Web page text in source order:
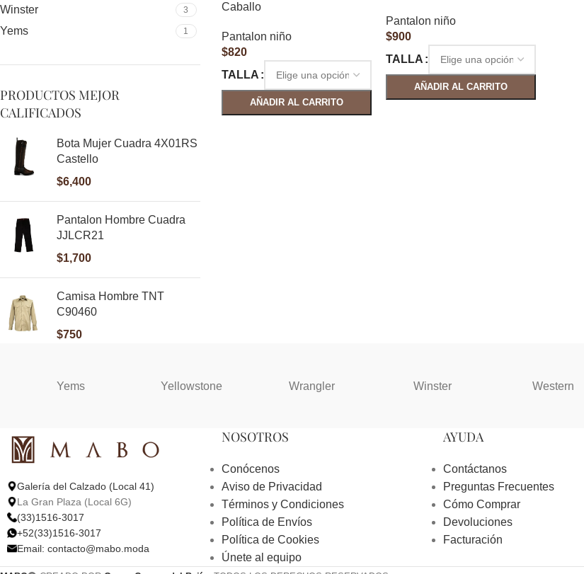
Winster 3
Yems 1
PRODUCTOS MEJOR
CALIFICADOS
Bota Mujer Cuadra 4X01RS
Castello
$6,400
Pantalon Hombre Cuadra
JJLCR21
$1,700
Camisa Hombre TNT
C90460
$750
Caballo
Pantalon niño
$820
TALLA
AÑADIR AL CARRITO
Pantalon niño
$900
TALLA
AÑADIR AL CARRITO
Yems Yellowstone Wrangler Winster Western
Galería del Calzado (Local 41)
La Gran Plaza (Local 6G)
(33)1516-3017
+52(33)1516-3017
Email: contacto@mabo.moda
NOSOTROS
Conócenos
Aviso de Privacidad
Términos y Condiciones
Política de Envíos
Política de Cookies
Únete al equipo
AYUDA
Contáctanos
Preguntas Frecuentes
Cómo Comprar
Devoluciones
Facturación